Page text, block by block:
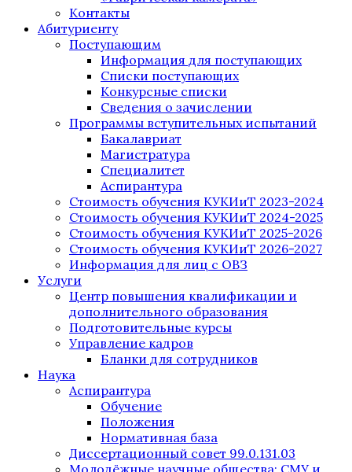
Контакты
Абитуриенту
Поступающим
Информация для поступающих
Списки поступающих
Конкурсные списки
Сведения о зачислении
Программы вступительных испытаний
Бакалавриат
Магистратура
Специалитет
Аспирантура
Стоимость обучения КУКИиТ 2023-2024
Стоимость обучения КУКИиТ 2024-2025
Стоимость обучения КУКИиТ 2025-2026
Стоимость обучения КУКИиТ 2026-2027
Информация для лиц с ОВЗ
Услуги
Центр повышения квалификации и
дополнительного образования
Подготовительные курсы
Управление кадров
Бланки для сотрудников
Наука
Аспирантура
Обучение
Положения
Нормативная база
Диссертационный совет 99.0.131.03
Молодёжные научные общества: СМУ и